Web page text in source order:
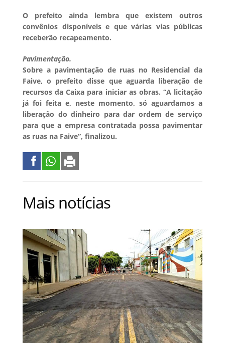
O prefeito ainda lembra que existem outros
convênios disponíveis e que várias vias públicas
receberão recapeamento.
Pavimentação.
Sobre a pavimentação de ruas no Residencial da
Faive, o prefeito disse que aguarda liberação de
recursos da Caixa para iniciar as obras. “A licitação
já foi feita e, neste momento, só aguardamos a
liberação do dinheiro para dar ordem de serviço
para que a empresa contratada possa pavimentar
as ruas na Faive”, finalizou.
Mais notícias